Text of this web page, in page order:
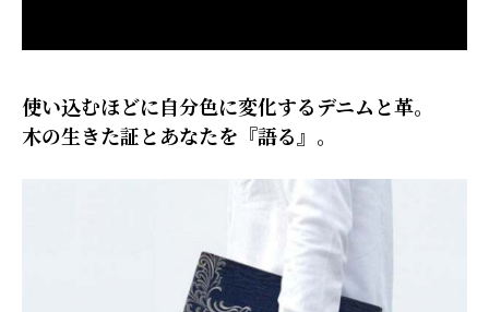
使い込むほどに自分色に変化するデニムと革。
木の生きた証とあなたを『語る』。